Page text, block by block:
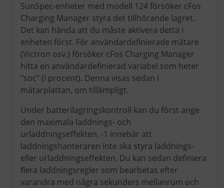
SunSpec-enheter med modell 124 försöker cFos
Charging Manager styra det tillhörande lagret.
Det kan hända att du måste aktivera detta i
enheten först. För användardefinierade mätare
(Victron osv.) försöker cFos Charging Manager
hitta en användardefinierad variabel som heter
"soc" (i procent). Denna visas sedan i
mätarplattan, om tillämpligt.
Under batterilagringskontroll kan du först ange
den maximala laddnings- och
urladdningseffekten. -1 innebär att
laddningshanteraren inte ska styra laddnings-
eller urladdningseffekten. Du kan sedan definiera
flera laddningsregler som bearbetas efter
varandra med några sekunders mellanrum och